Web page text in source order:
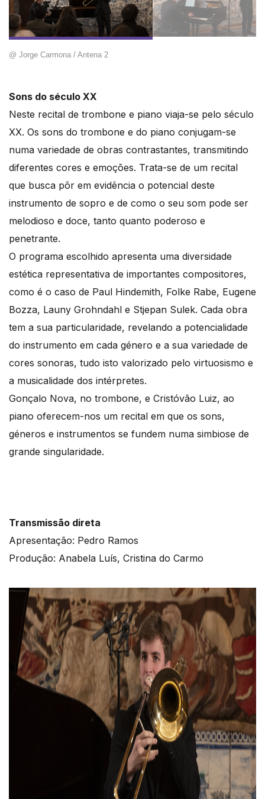
@ Jorge Carmona / Antena 2
Sons do século XX
Neste recital de trombone e piano viaja-se pelo século
XX. Os sons do trombone e do piano conjugam-se
numa variedade de obras contrastantes, transmitindo
diferentes cores e emoções. Trata-se de um recital
que busca pôr em evidência o potencial deste
instrumento de sopro e de como o seu som pode ser
melodioso e doce, tanto quanto poderoso e
penetrante.
O programa escolhido apresenta uma diversidade
estética representativa de importantes compositores,
como é o caso de Paul Hindemith, Folke Rabe, Eugene
Bozza, Launy Grohndahl e Stjepan Sulek. Cada obra
tem a sua particularidade, revelando a potencialidade
do instrumento em cada género e a sua variedade de
cores sonoras, tudo isto valorizado pelo virtuosismo e
a musicalidade dos intérpretes.
Gonçalo Nova, no trombone, e Cristóvão Luiz, ao
piano oferecem-nos um recital em que os sons,
géneros e instrumentos se fundem numa simbiose de
grande singularidade.
Transmissão direta
Apresentação: Pedro Ramos
Produção: Anabela Luís, Cristina do Carmo